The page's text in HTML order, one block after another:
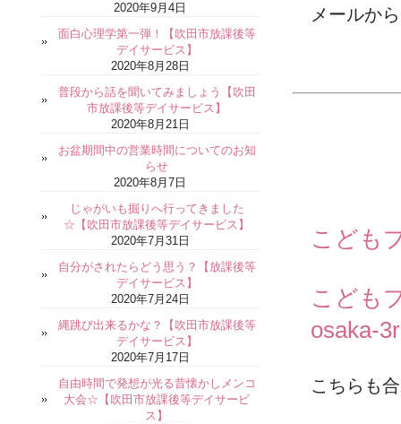
メールか
こども
こども
osaka-
こちらも
2020年9月4日
面白心理学第一弾！【吹田市放課後等
デイサービス】
2020年8月28日
普段から話を聞いてみましょう【吹田
市放課後等デイサービス】
2020年8月21日
お盆期間中の営業時間についてのお知
らせ
2020年8月7日
じゃがいも掘りへ行ってきました
☆【吹田市放課後等デイサービス】
2020年7月31日
自分がされたらどう思う？【放課後等
デイサービス】
2020年7月24日
縄跳び出来るかな？【吹田市放課後等
デイサービス】
2020年7月17日
自由時間で発想が光る昔懐かしメンコ
大会☆【吹田市放課後等デイサービ
ス】